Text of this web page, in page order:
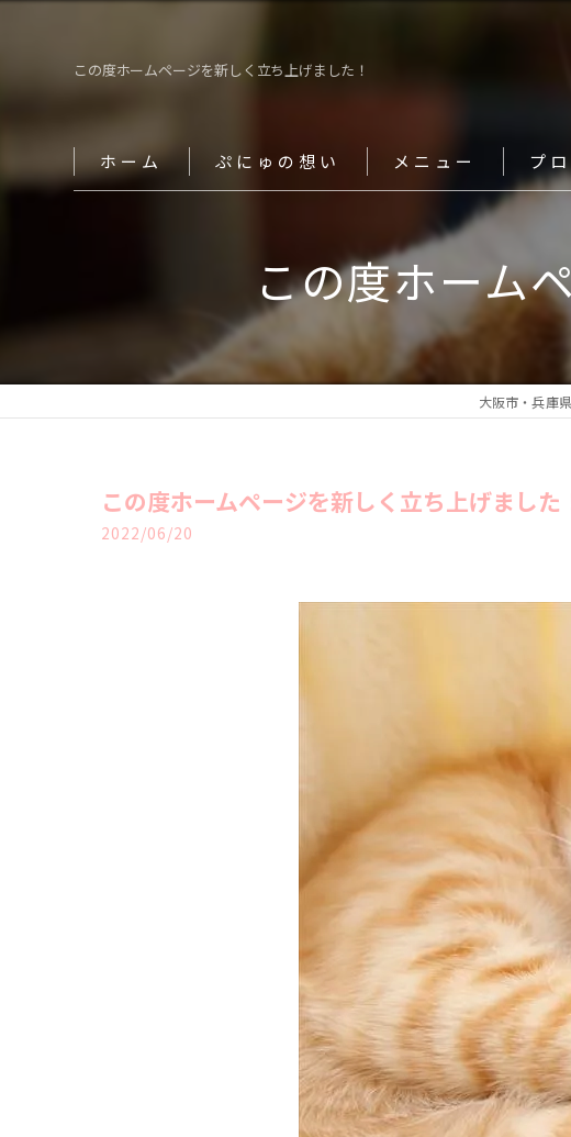
この度ホームページを新しく立ち上げました！
ホーム ぷにゅの想い メニュー
ペットシッター
留守番
散歩代行
プ
この度ホーム
大阪市・兵庫
この度ホームページを新しく立ち上げました
2022/06/20